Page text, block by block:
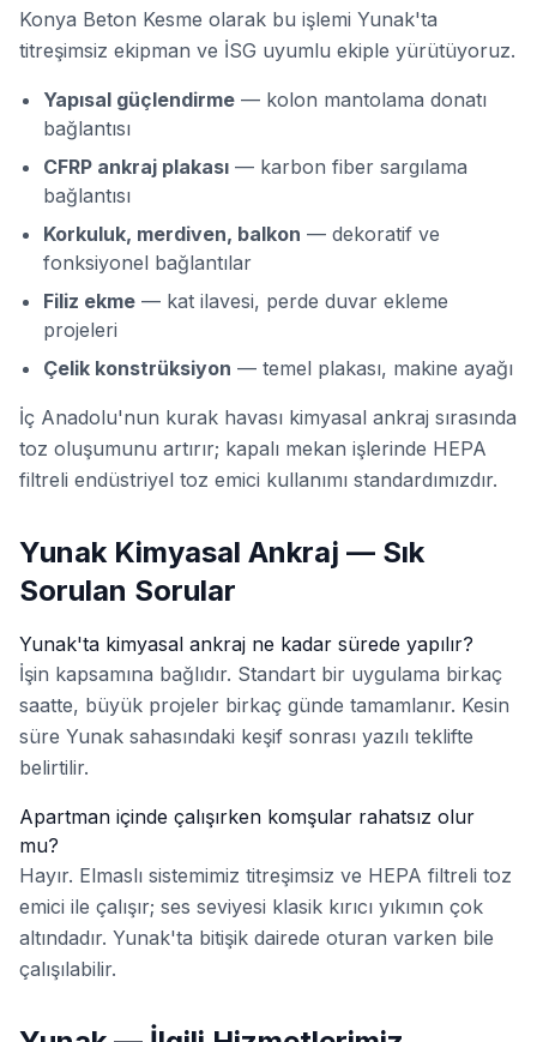
Konya Beton Kesme olarak bu işlemi Yunak'ta
titreşimsiz ekipman ve İSG uyumlu ekiple yürütüyoruz.
Yapısal güçlendirme — kolon mantolama donatı
bağlantısı
CFRP ankraj plakası — karbon fiber sargılama
bağlantısı
Korkuluk, merdiven, balkon — dekoratif ve
fonksiyonel bağlantılar
Filiz ekme — kat ilavesi, perde duvar ekleme
projeleri
Çelik konstrüksiyon — temel plakası, makine ayağı
İç Anadolu'nun kurak havası kimyasal ankraj sırasında
toz oluşumunu artırır; kapalı mekan işlerinde HEPA
filtreli endüstriyel toz emici kullanımı standardımızdır.
Yunak Kimyasal Ankraj — Sık
Sorulan Sorular
Yunak'ta kimyasal ankraj ne kadar sürede yapılır?
İşin kapsamına bağlıdır. Standart bir uygulama birkaç
saatte, büyük projeler birkaç günde tamamlanır. Kesin
süre Yunak sahasındaki keşif sonrası yazılı teklifte
belirtilir.
Apartman içinde çalışırken komşular rahatsız olur
mu?
Hayır. Elmaslı sistemimiz titreşimsiz ve HEPA filtreli toz
emici ile çalışır; ses seviyesi klasik kırıcı yıkımın çok
altındadır. Yunak'ta bitişik dairede oturan varken bile
çalışılabilir.